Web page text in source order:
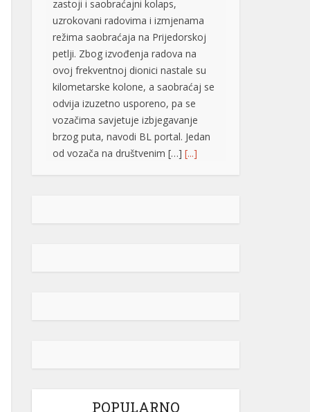
režima saobraćaja na Prijedorskoj
petlji. Zbog izvođenja radova na
ovoj frekventnoj dionici nastale su
kilometarske kolone, a saobraćaj se
odvija izuzetno usporeno, pa se
vozačima savjetuje izbjegavanje
brzog puta, navodi BL portal. Jedan
od vozača na društvenim […][...]
Pripremite kišobrane: Nakon vrelog
dana stižu pljuskovi i grmljavina